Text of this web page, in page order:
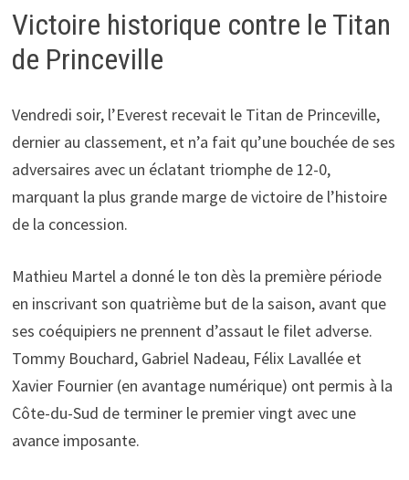
Victoire historique contre le Titan
de Princeville
Vendredi soir, l’Everest recevait le Titan de Princeville,
dernier au classement, et n’a fait qu’une bouchée de ses
adversaires avec un éclatant triomphe de 12-0,
marquant la plus grande marge de victoire de l’histoire
de la concession.
Mathieu Martel a donné le ton dès la première période
en inscrivant son quatrième but de la saison, avant que
ses coéquipiers ne prennent d’assaut le filet adverse.
Tommy Bouchard, Gabriel Nadeau, Félix Lavallée et
Xavier Fournier (en avantage numérique) ont permis à la
Côte-du-Sud de terminer le premier vingt avec une
avance imposante.